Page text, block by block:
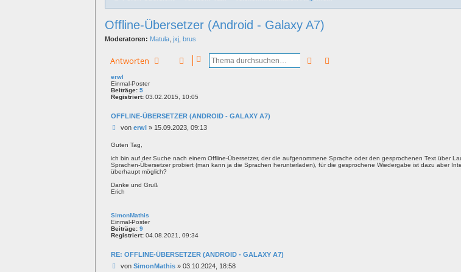
Offline-Übersetzer (Android - Galaxy A7)
Moderatoren: Matula jxj brus
Antworten Suche
erwl
Einmal-Poster
Beiträge: 5
Registriert: 03.02.2015, 10:05
OFFLINE-ÜBERSETZER (ANDROID - GALAXY A7)
B
i
r
a
von erwl» 15.09.2023, 09:13
Guten Tag,
ich bin auf der Suche nach einem Offline-Übersetzer, der die aufgenommene Sprache oder den gesprochenen Text über
Sprachen-Übersetzer probiert (man kann ja die Sprachen herunterladen), für die gesprochene Wiedergabe ist dazu aber
überhaupt möglich?
Danke und Gruß
Erich
SimonMathis
Einmal-Poster
Beiträge: 9
Registriert: 04.08.2021, 09:34
RE: OFFLINE-ÜBERSETZER (ANDROID - GALAXY A7)
Bvon SimonMathis» 03.10.2024, 18:58